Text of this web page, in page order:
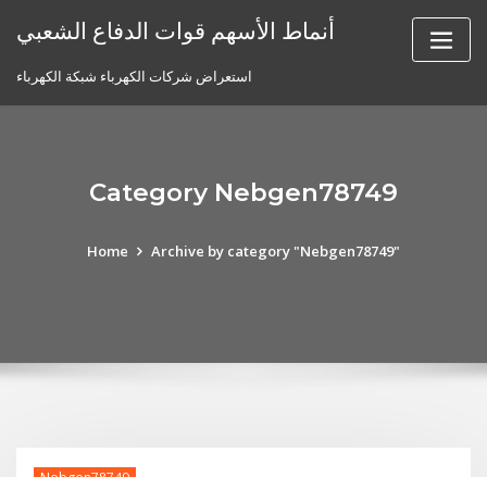
أنماط الأسهم قوات الدفاع الشعبي
استعراض شركات الكهرباء شبكة الكهرباء
Category Nebgen78749
Home Archive by category "Nebgen78749"